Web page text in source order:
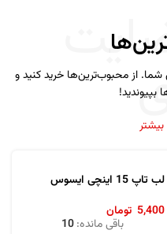
از محبوب‌ترین‌ها خرید کنید و
بپیوندید!
لب تاپ 15 اینچی ایسوس
5,400 تومان
باقی مانده: 10